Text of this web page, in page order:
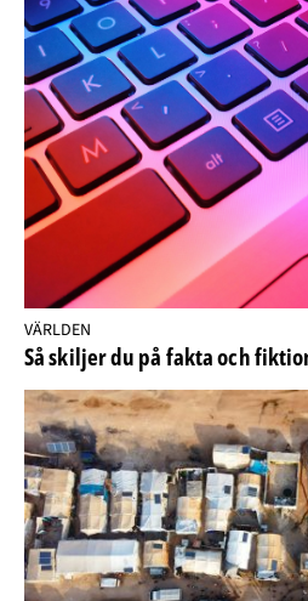
VÄRLDEN
Så skiljer du på fakta och